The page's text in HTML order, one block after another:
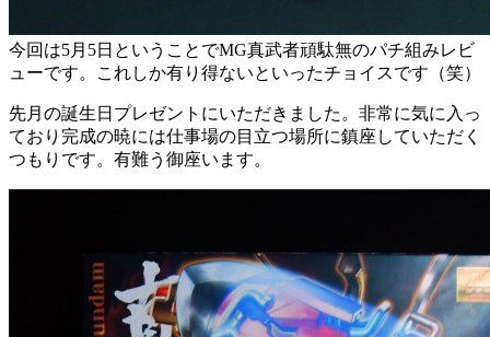
今回は5月5日ということでMG真武者頑駄無のパチ組みレビ
ューです。これしか有り得ないといったチョイスです（笑）
先月の誕生日プレゼントにいただきました。非常に気に入っ
ており完成の暁には仕事場の目立つ場所に鎮座していただく
つもりです。有難う御座います。